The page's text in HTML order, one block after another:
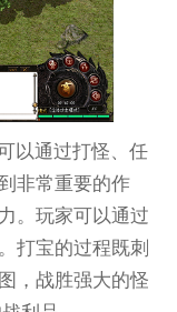
以通过打怪、任
非常重要的作
。玩家可以通过
打宝的过程既刺
，战胜强大的怪